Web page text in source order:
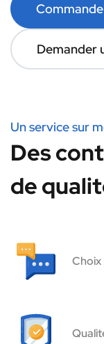
Demander
Un service sur
Des
de
Choix